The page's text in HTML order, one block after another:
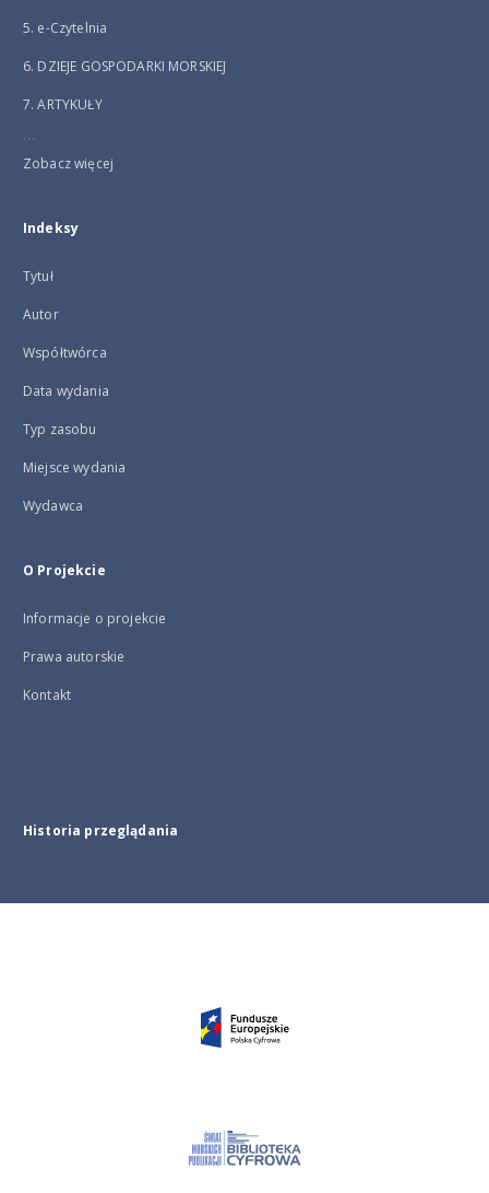
5. e-Czytelnia
6. DZIEJE GOSPODARKI MORSKIEJ
7. ARTYKUŁY
...
Zobacz więcej
Indeksy
Tytuł
Autor
Współtwórca
Data wydania
Typ zasobu
Miejsce wydania
Wydawca
O Projekcie
Informacje o projekcie
Prawa autorskie
Kontakt
Historia przeglądania